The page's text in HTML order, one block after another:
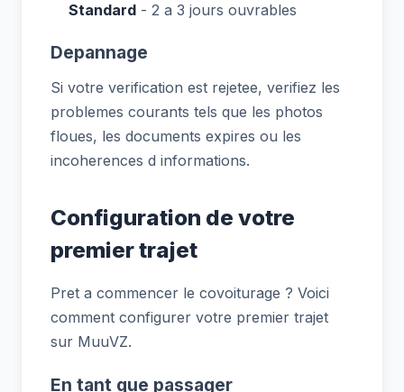
Standard - 2 a 3 jours ouvrables
Depannage
Si votre verification est rejetee, verifiez les
problemes courants tels que les photos
floues, les documents expires ou les
incoherences d informations.
Configuration de votre
premier trajet
Pret a commencer le covoiturage ? Voici
comment configurer votre premier trajet
sur MuuVZ.
En tant que passager